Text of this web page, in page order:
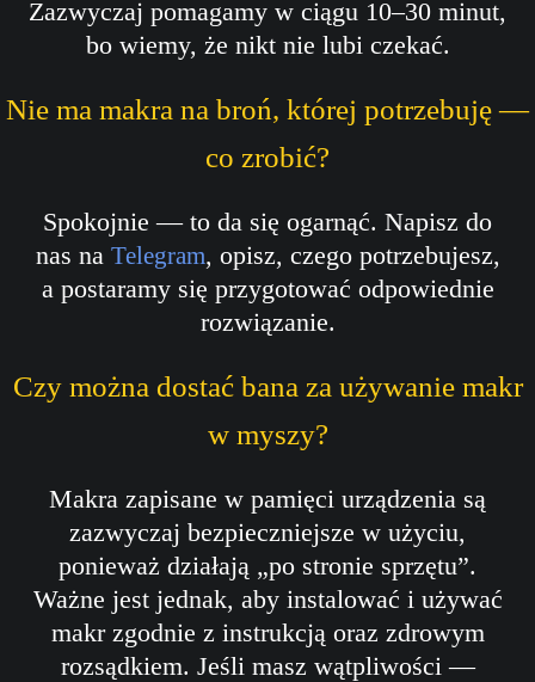
Zazwyczaj pomagamy w ciągu 10–30 minut,
bo wiemy, że nikt nie lubi czekać.
Nie ma makra na broń, której potrzebuję —
co zrobić?
Spokojnie — to da się ogarnąć. Napisz do
nas na Telegram, opisz, czego potrzebujesz,
a postaramy się przygotować odpowiednie
rozwiązanie.
Czy można dostać bana za używanie makr
w myszy?
Makra zapisane w pamięci urządzenia są
zazwyczaj bezpieczniejsze w użyciu,
ponieważ działają „po stronie sprzętu”.
Ważne jest jednak, aby instalować i używać
makr zgodnie z instrukcją oraz zdrowym
rozsądkiem. Jeśli masz wątpliwości —